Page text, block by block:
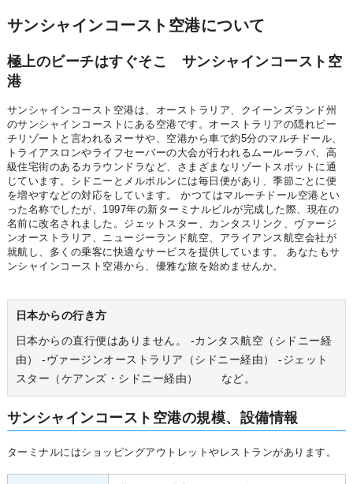
サンシャインコースト空港について
極上のビーチはすぐそこ サンシャインコースト空
港
サンシャインコースト空港は、オーストラリア、クイーンズランド州
のサンシャインコーストにある空港です。オーストラリアの隠れビー
チリゾートと言われるヌーサや、空港から車で約5分のマルチドール、
トライアスロンやライフセーバーの大会が行われるムールーラバ、高
級住宅街のあるカラウンドラなど、さまざまなリゾートスポットに通
じています。シドニーとメルボルンには毎日便があり、季節ごとに便
を増やすなどの対応をしています。 かつてはマルーチドール空港とい
った名称でしたが、1997年の新ターミナルビルが完成した際、現在の
名前に改名されました。ジェットスター、カンタスリンク、ヴァージ
ンオーストラリア、ニュージーランド航空、アライアンス航空会社が
就航し、多くの乗客に快適なサービスを提供しています。 あなたもサ
ンシャインコースト空港から、優雅な旅を始めませんか。
日本からの行き方
日本からの直行便はありません。 ‐カンタス航空（シドニー経
由） -ヴァージンオーストラリア（シドニー経由） -ジェット
スター（ケアンズ・シドニー経由） など。
サンシャインコースト空港の規模、設備情報
ターミナルにはショッピングアウトレットやレストランがあります。